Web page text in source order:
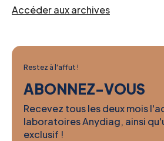
Accéder aux archives
Restez à l'affut !
ABONNEZ-VOUS
Recevez tous les deux mois
laboratoires Anydiag, ainsi
exclusif !